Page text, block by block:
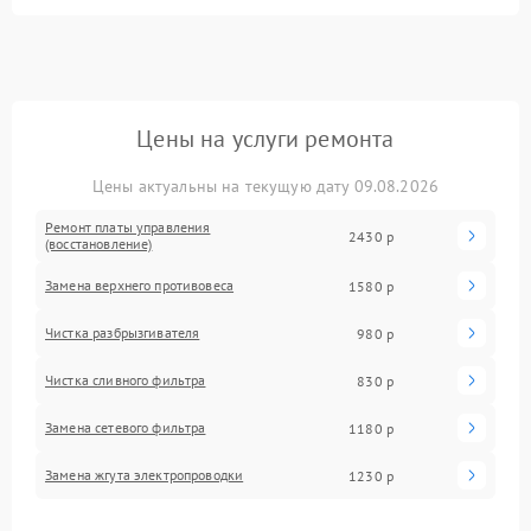
Цены на услуги ремонта
Цены актуальны на текущую дату 09.08.2026
Ремонт платы управления
(восстановление)
2430 р
Замена верхнего противовеса 1580 р
Чистка разбрызгивателя 980 р
Чистка сливного фильтра 830 р
Замена сетевого фильтра 1180 р
Замена жгута электропроводки 1230 р